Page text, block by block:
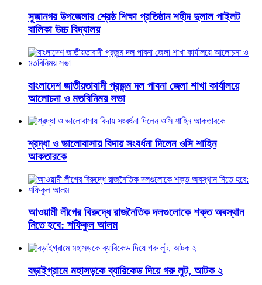
সুজানগর উপজেলার শ্রেষ্ঠ শিক্ষা প্রতিষ্ঠান শহীদ দুলাল পাইলট
বালিকা উচ্চ বিদ্যালয়
বাংলাদেশ জাতীয়তাবাদী প্রজন্ম দল পাবনা জেলা শাখা কার্যালয়ে
আলোচনা ও মতবিনিময় সভা
শ্রদ্ধা ও ভালোবাসায় বিদায় সংবর্ধনা দিলেন ওসি শাহিন
আকতারকে
আওয়ামী লীগের বিরুদ্ধে রাজনৈতিক দলগুলোকে শক্ত অবস্থান
নিতে হবে: শফিকুল আলম
বড়াইগ্রামে মহাসড়কে ব্যারিকেড দিয়ে গরু লুট, আটক ২